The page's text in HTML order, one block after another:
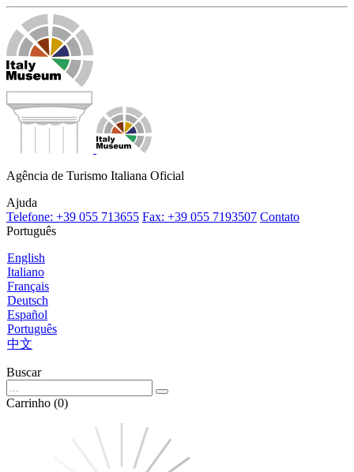
Agência de Turismo Italiana Oficial
Ajuda
Telefone: +39 055 713655 Fax: +39 055 7193507 Contato
Português
English
Italiano
Français
Deutsch
Español
Português
中文
Buscar
Carrinho (0)